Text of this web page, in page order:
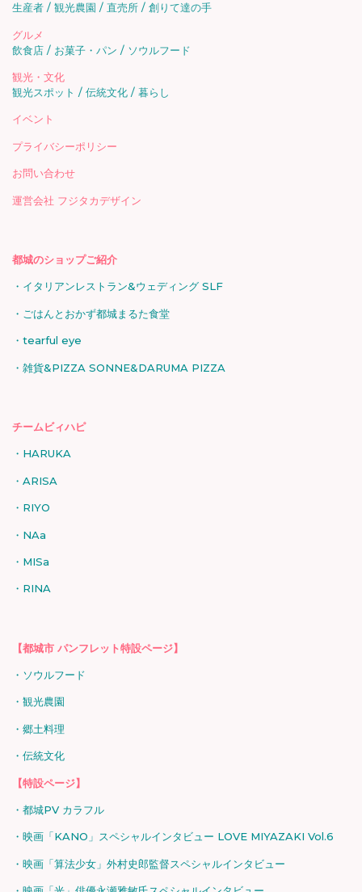
生産者
観光農園 直売所 創りて達の手
グルメ
飲食店
お菓子・パン ソウルフード
観光・文化
観光スポット
伝統文化 暮らし
イベント
プライバシーポリシー
お問い合わせ
運営会社 フジタカデザイン
都城のショップご紹介
イタリアンレストラン&ウェディング SLF
ごはんとおかず都城まるた食堂
tearful eye
雑貨&PIZZA SONNE&DARUMA PIZZA
チームビィハピ
HARUKA
ARISA
RIYO
NAa
MISa
RINA
【都城市 パンフレット特設ページ】
ソウルフード
観光農園
郷土料理
伝統文化
【特設ページ】
都城PV カラフル
映画「KANO」スペシャルインタビュー LOVE MIYAZAKI Vol.6
映画「算法少女」外村史郎監督スペシャルインタビュー